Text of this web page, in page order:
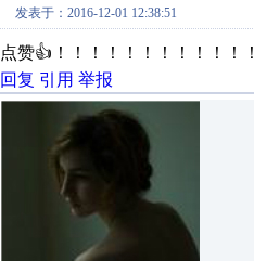
发表于：2016-12-01 12:38:51
点赞👍！！！！！！！！！！！！
回复 引用 举报